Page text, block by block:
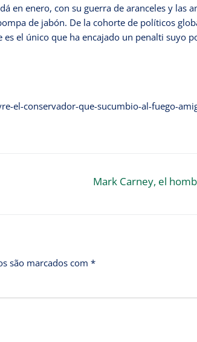
en enero, con su guerra de aranceles y las
de jabón. De la cohorte de políticos
el único que ha encajado un penalti suyo
el-conservador-que-sucumbio-al-fuego-
Mark Carney, el
são marcados com *